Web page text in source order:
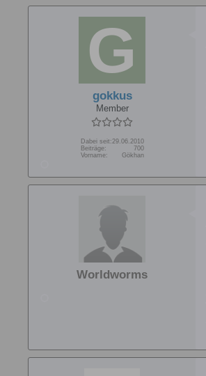
gokkus
Member
Dabei seit:29.06.2010
Beiträge:
700
Vorname:
Gökhan
Worldworms